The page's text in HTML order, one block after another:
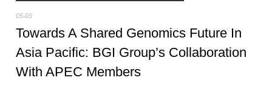
05-05
Towards A Shared Genomics Future In
Asia Pacific: BGI Group’s Collaboration
With APEC Members